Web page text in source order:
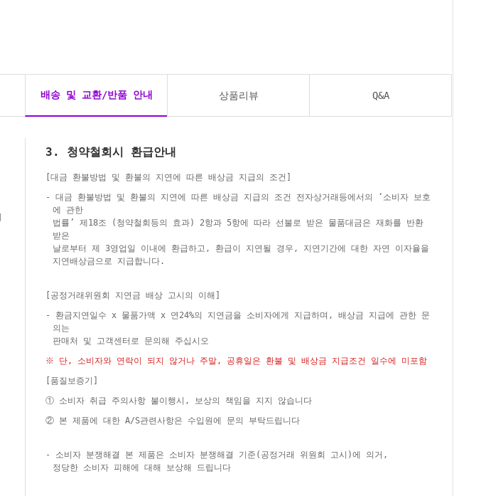
배송 및 교환/반품 안내 상품리뷰 Q&A
3. 청약철회시 환급안내
[대금 환불방법 및 환불의 지연에 따른 배상금 지급의 조건]
- 대금 환불방법 및 환불의 지연에 따른 배상금 지급의 조건 전자상거래등에서의 ‘소비자 보호
에 관한
법률’ 제18조 (청약철회등의 효과) 2항과 5항에 따라 선불로 받은 물품대금은 재화를 반환
받은
날로부터 제 3영업일 이내에 환급하고, 환급이 지연될 경우, 지연기간에 대한 자연 이자율을
지연배상금으로 지급합니다.
[공정거래위원회 지연금 배상 고시의 이해]
- 환금지연일수 x 물품가액 x 연24%의 지연금을 소비자에게 지급하며, 배상금 지급에 관한 문
의는
판매처 및 고객센터로 문의해 주십시오
※ 단, 소비자와 연락이 되지 않거나 주말, 공휴일은 환불 및 배상금 지급조건 일수에 미포함
[품질보증기]
① 소비자 취급 주의사항 불이행시, 보상의 책임을 지지 않습니다
② 본 제품에 대한 A/S관련사항은 수입원에 문의 부탁드립니다
- 소비자 분쟁해결 본 제품은 소비자 분쟁해결 기준(공정거래 위원회 고시)에 의거,
정당한 소비자 피해에 대해 보상해 드립니다